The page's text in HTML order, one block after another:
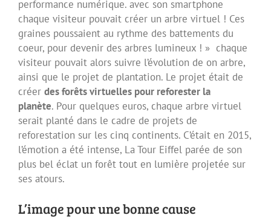
performance numérique. avec son smartphone
chaque visiteur pouvait créer un arbre virtuel ! Ces
graines poussaient au rythme des battements du
coeur, pour devenir des arbres lumineux ! » chaque
visiteur pouvait alors suivre l’évolution de on arbre,
ainsi que le projet de plantation. Le projet était de
créer des forêts virtuelles pour reforester la
planète. Pour quelques euros, chaque arbre virtuel
serait planté dans le cadre de projets de
reforestation sur les cinq continents. C’était en 2015,
l’émotion a été intense, La Tour Eiffel parée de son
plus bel éclat un forêt tout en lumière projetée sur
ses atours.
L’image pour une bonne cause